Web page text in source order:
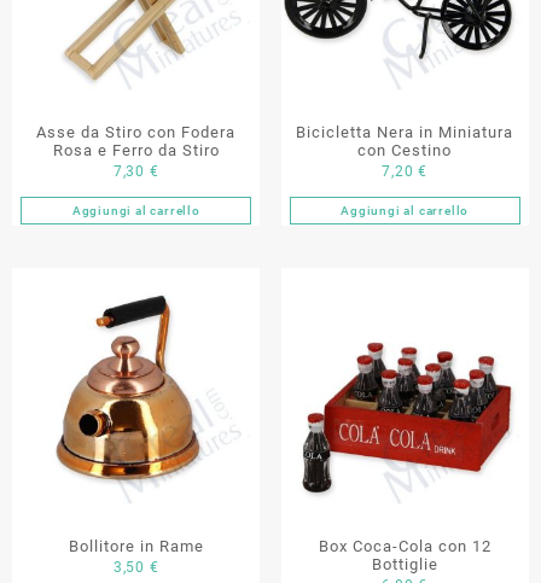
Asse da Stiro con Fodera
Rosa e Ferro da Stiro
7,30 €
Aggiungi al carrello
Bicicletta Nera in Miniatura
con Cestino
7,20€
Aggiungi al carrello
Bollitore in Rame
3,50 €
Box Coca-Cola con 12
Bottiglie